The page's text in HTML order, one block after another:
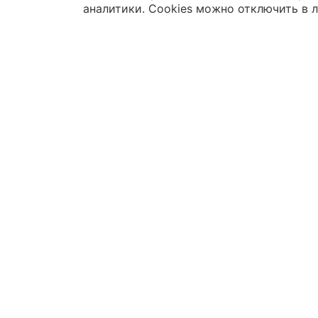
аналитики. Cookies можно отключить в